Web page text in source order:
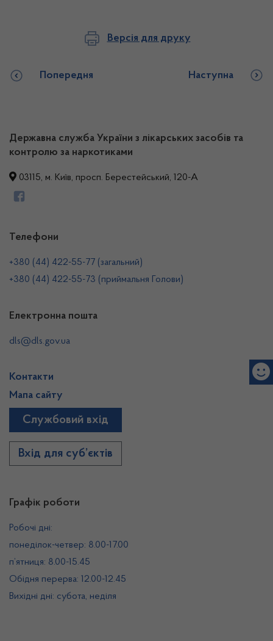
Версія для друку
Попередня Наступна
Державна служба України з лікарських засобів та
контролю за наркотиками
03115, м. Київ, просп. Берестейський, 120-А
Графік роботи
Робочі дні:
понеділок-четвер: 8.00-17.00
п’ятниця: 8.00-15.45
Обідня перерва: 12.00-12.45
Вихідні дні: субота, неділя
Телефони
+380 (44) 422-55-77 (загальний)
+380 (44) 422-55-73 (приймальня Голови)
Електронна пошта
dls@dls.gov.ua
Контакти
Мапа сайту
Службовий вхід
Вхід для суб’єктів